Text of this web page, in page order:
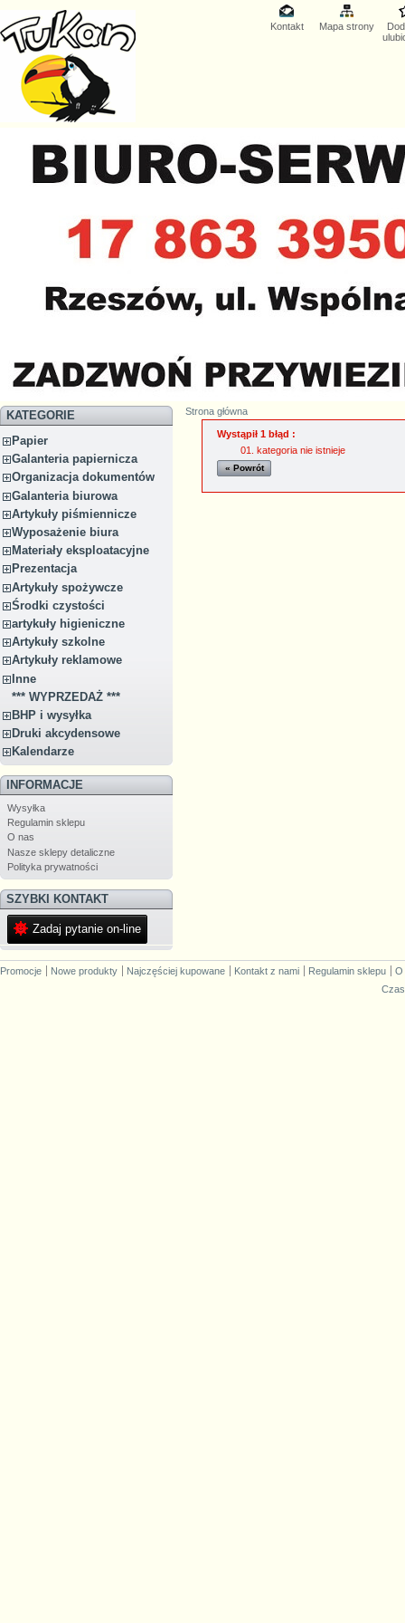
Kontakt Mapa strony
KATEGORIE
Papier
Galanteria papiernicza
Organizacja dokumentów
Galanteria biurowa
Artykuły piśmiennicze
Wyposażenie biura
Materiały eksploatacyjne
Prezentacja
Artykuły spożywcze
Środki czystości
artykuły higieniczne
Artykuły szkolne
Artykuły reklamowe
Inne
*** WYPRZEDAŻ ***
BHP i wysyłka
Druki akcydensowe
Kalendarze
INFORMACJE
Wysyłka
Regulamin sklepu
O nas
Nasze sklepy detaliczne
Polityka prywatności
SZYBKI KONTAKT
Zadaj pytanie on-line
Strona główna
Wystąpił 1 błąd :
kategoria nie istnieje
« Powrót
Promocje Nowe produkty Najczęściej kupowane Kontakt z nami Regulamin sklepu
O